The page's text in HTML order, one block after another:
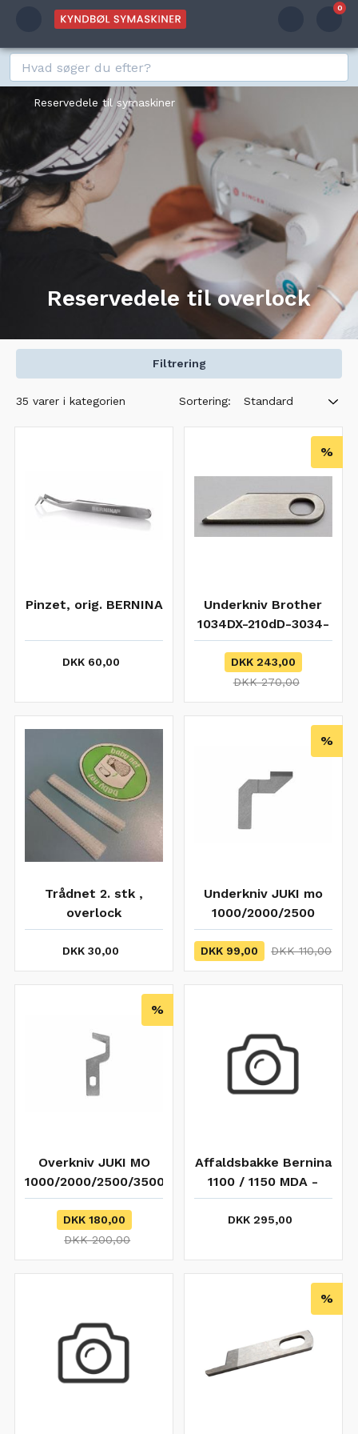
0
Reservedele til symaskiner
Reservedele til overlock
Filtrering
35 varer i kategorien Sortering: Standard
Pinzet, orig. BERNINA
DKK 60,00
%
Underkniv Brother
1034DX-210dD-3034-
4234D
DKK 243,00
DKK 270,00
Trådnet 2. stk ,
overlock
DKK 30,00
%
Underkniv JUKI mo
1000/2000/2500
DKK 99,00 DKK 110,00
%
Overkniv JUKI MO
1000/2000/2500/3500
DKK 180,00
DKK 200,00
Affaldsbakke Bernina
1100 / 1150 MDA -
Juki 734
DKK 295,00
%